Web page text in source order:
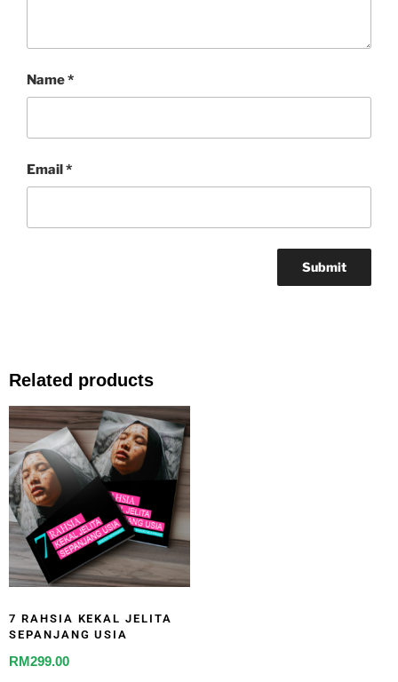
Name*
Email*
Related products
7 RAHSIA KEKAL JELITA
SEPANJANG USIA
RM299.00